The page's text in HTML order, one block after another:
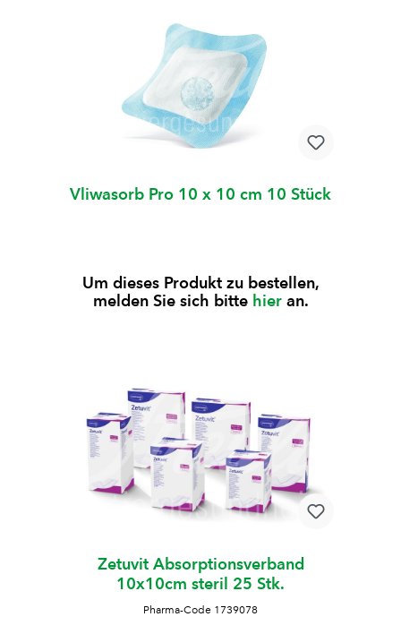
Vliwasorb Pro 10 x 10 cm 10 Stück
Um dieses Produkt zu bestellen,
melden Sie sich bitte hieran.
Zetuvit Absorptionsverband
10x10cm steril 25 Stk.
Pharma-Code 1739078